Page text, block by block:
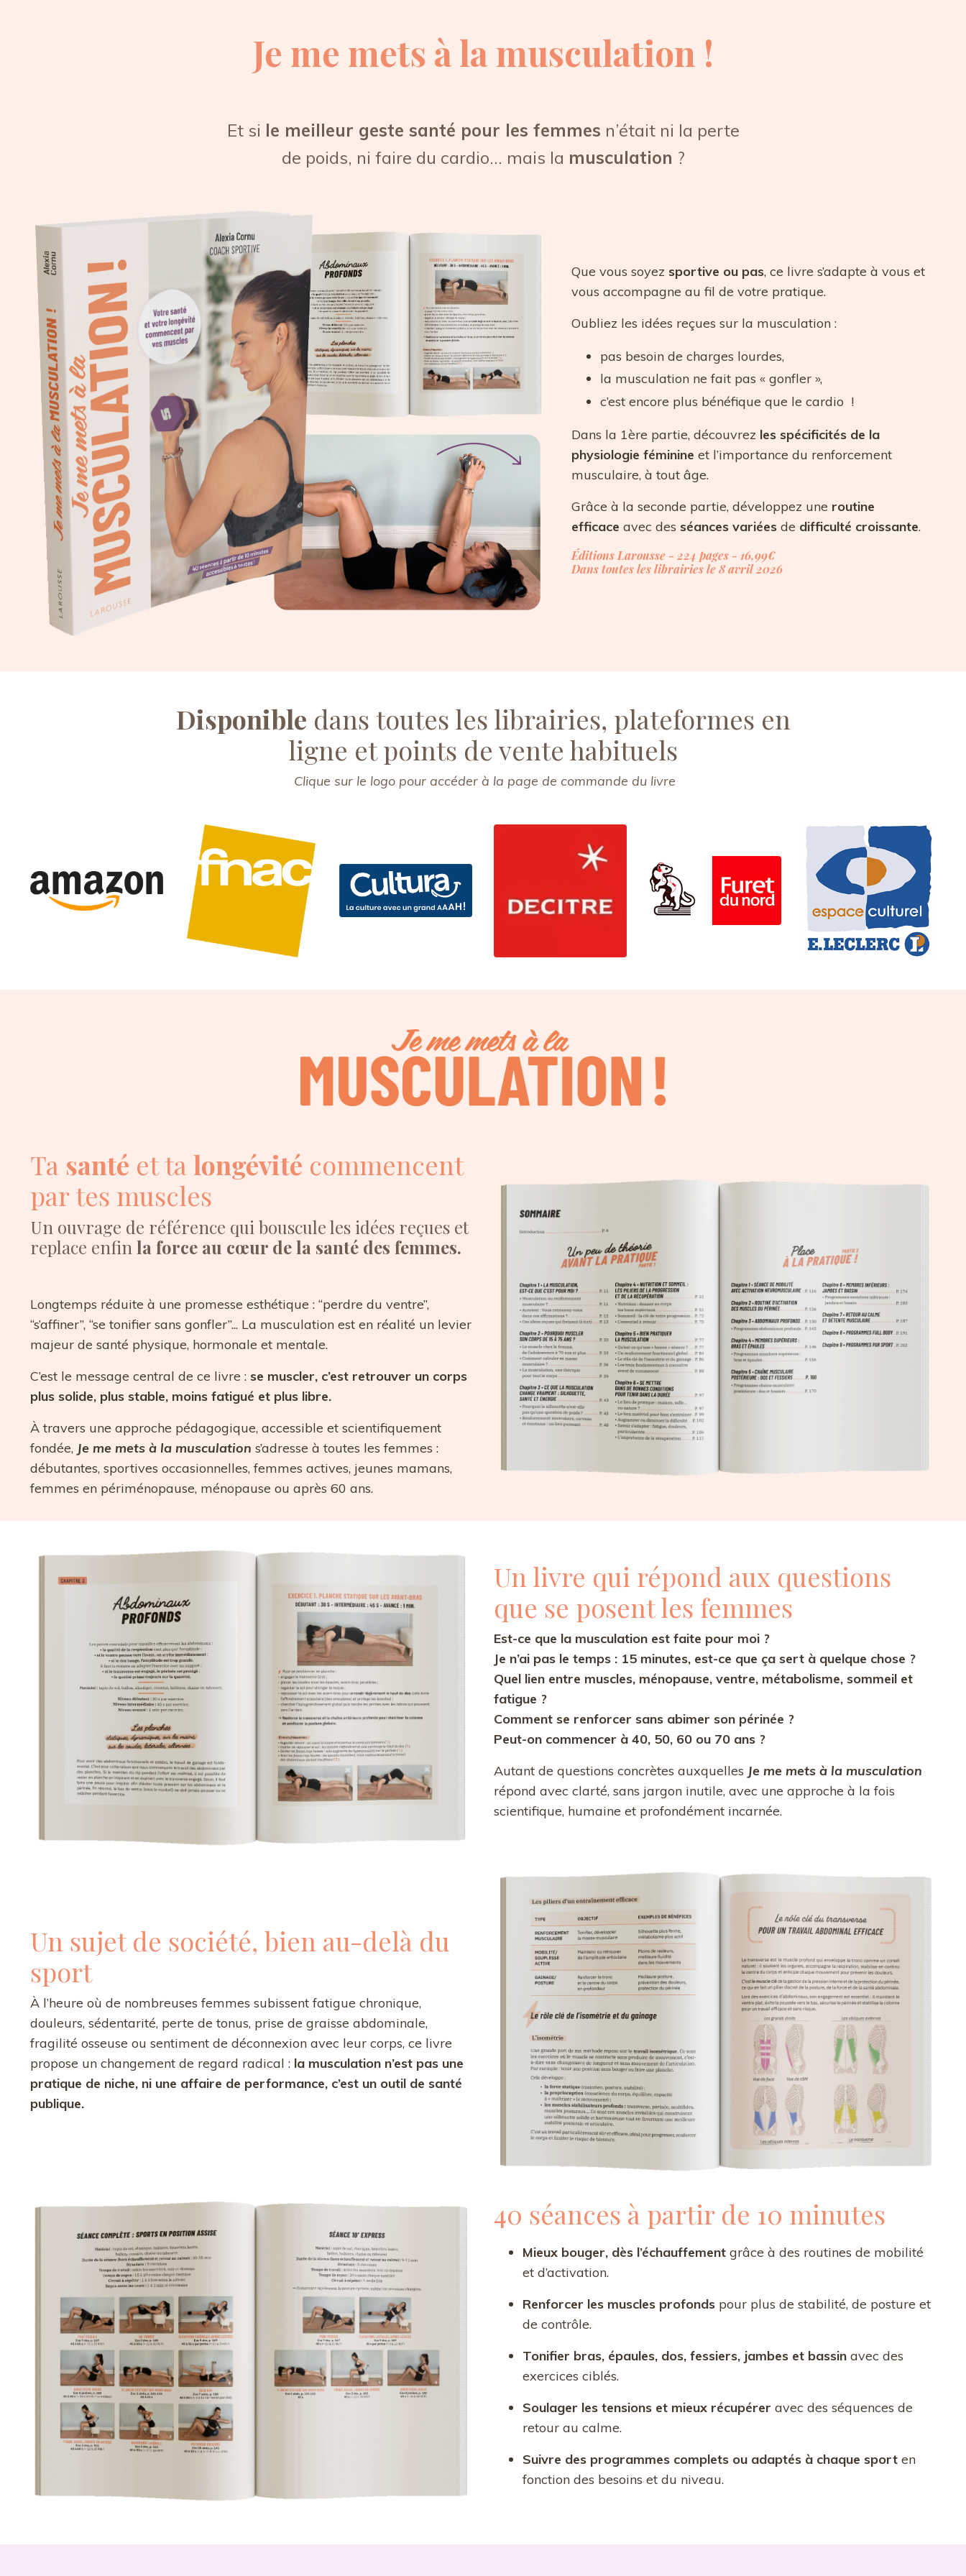
Je me mets à la musculation !
Et si le meilleur geste santé pour les femmes n’était ni la perte
de poids, ni faire du cardio... mais la musculation ?
Que vous soyez sportive ou pas, ce livre s’adapte à vous et
vous accompagne au fil de votre pratique.
Oubliez les idées reçues sur la musculation :
pas besoin de charges lourdes,
la musculation ne fait pas « gonfler »,
c’est encore plus bénéfique que le cardio !
Dans la 1ère partie, découvrez les spécificités de la
physiologie féminine et l’importance du renforcement
musculaire, à tout âge.
Grâce à la seconde partie, développez une routine
efficace avec des séances variéesde difficulté croissante.
Éditions Larousse - 224 pages - 16,99€
Dans toutes les librairies le 8 avril 2026
Disponible dans toutes les librairies, plateformes en
ligne et points de vente habituels
Clique sur le logo pour accéder à la page de commande du livre
Ta santé et ta longévité commencent
par tes muscles
Un ouvrage de référence qui bouscule les idées reçues et
replace enfin la force au cœur de la santé des femmes.
Longtemps réduite à une promesse esthétique : “perdre du ventre”,
“s’affiner”, “se tonifier sans gonfler”... La musculation est en réalité un levier
majeur de santé physique, hormonale et mentale.
C’est le message central de ce livre : se muscler, c’est retrouver un corps
plus solide, plus stable, moins fatigué et plus libre.
À travers une approche pédagogique, accessible et scientifiquement
fondée, Je me mets à la musculation s’adresse à toutes les femmes :
débutantes, sportives occasionnelles, femmes actives, jeunes mamans,
femmes en périménopause, ménopause ou après 60 ans.
Un livre qui répond aux questions
que se posent les femmes
Est-ce que la musculation est faite pour moi ?
Je n’ai pas le temps : 15 minutes, est-ce que ça sert à quelque chose ?
Quel lien entre muscles, ménopause, ventre, métabolisme, sommeil et
fatigue ?
Comment se renforcer sans abimer son périnée ?
Peut-on commencer à 40, 50, 60 ou 70 ans ?
Autant de questions concrètes auxquelles Je me mets à la musculation
répond avec clarté, sans jargon inutile, avec une approche à la fois
scientifique, humaine et profondément incarnée.
Un sujet de société, bien au-delà du
sport
À l’heure où de nombreuses femmes subissent fatigue chronique,
douleurs, sédentarité, perte de tonus, prise de graisse abdominale,
fragilité osseuse ou sentiment de déconnexion avec leur corps, ce livre
propose un changement de regard radical : la musculation n’est pas une
pratique de niche, ni une affaire de performance, c’est un outil de santé
publique.
40 séances à partir de 10 minutes
Mieux bouger, dès l’échauffement grâce à des routines de mobilité
et d’activation.
Renforcer les muscles profonds pour plus de stabilité, de posture et
de contrôle.
Tonifier bras, épaules, dos, fessiers, jambes et bassin avec des
exercices ciblés.
Soulager les tensions et mieux récupérer avec des séquences de
retour au calme.
Suivre des programmes complets ou adaptés à chaque sport en
fonction des besoins et du niveau.